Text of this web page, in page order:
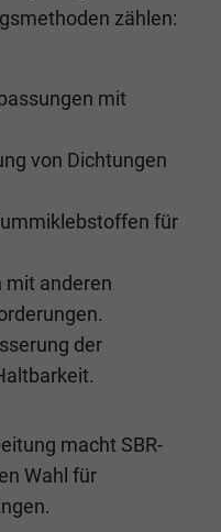
zählen:
mit
von Dichtungen
für
mit anderen
der
macht SBR-
Wahl für